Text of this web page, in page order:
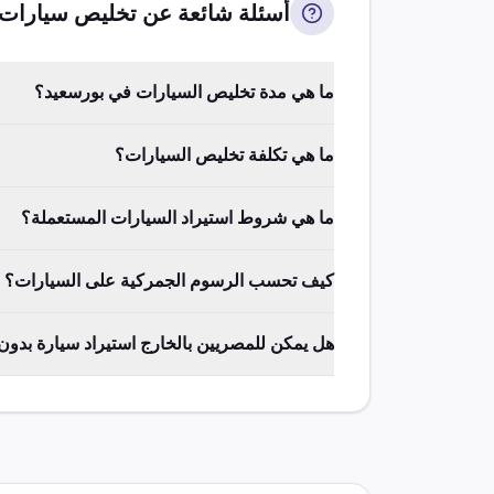
أسئلة شائعة عن تخليص سيارات
ما هي مدة تخليص السيارات في بورسعيد؟
ما هي تكلفة تخليص السيارات؟
ما هي شروط استيراد السيارات المستعملة؟
كيف تحسب الرسوم الجمركية على السيارات؟
هل يمكن للمصريين بالخارج استيراد سيارة